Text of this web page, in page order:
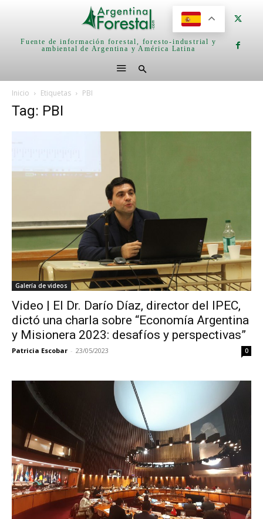
Fuente de información forestal, foresto-industrial y
ambiental de Argentina y América Latina
Inicio Etiquetas PBI
Tag: PBI
Galería de videos
Video | El Dr. Darío Díaz, director del IPEC,
dictó una charla sobre “Economía Argentina
y Misionera 2023: desafíos y perspectivas”
Patricia Escobar - 23/05/2023 0